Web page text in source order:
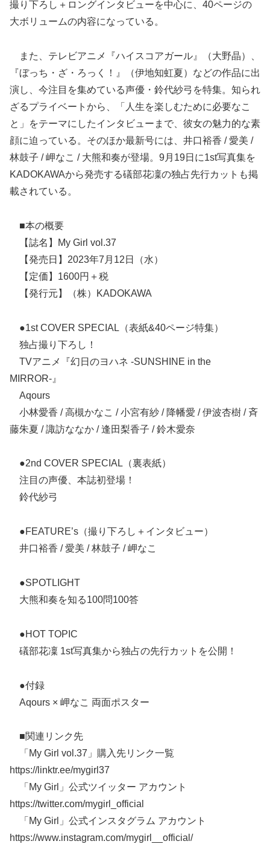
撮り下ろし＋ロングインタビューを中心に、40ページの
大ボリュームの内容になっている。
また、テレビアニメ『ハイスコアガール』（大野晶）、
『ぼっち・ざ・ろっく！』（伊地知虹夏）などの作品に出
演し、今注目を集めている声優・鈴代紗弓を特集。知られ
ざるプライベートから、「人生を楽しむために必要なこ
と」をテーマにしたインタビューまで、彼女の魅力的な素
顔に迫っている。そのほか最新号には、井口裕香 / 愛美 /
林鼓子 / 岬なこ / 大熊和奏が登場。9月19日に1st写真集を
KADOKAWAから発売する礒部花凜の独占先行カットも掲
載されている。
■本の概要
【誌名】My Girl vol.37
【発売日】2023年7月12日（水）
【定価】1600円＋税
【発行元】（株）KADOKAWA
●1st COVER SPECIAL（表紙&40ページ特集）
独占撮り下ろし！
TVアニメ『幻日のヨハネ -SUNSHINE in the
MIRROR-』
Aqours
小林愛香 / 高槻かなこ / 小宮有紗 / 降幡愛 / 伊波杏樹 / 斉
藤朱夏 / 諏訪ななか / 逢田梨香子 / 鈴木愛奈
●2nd COVER SPECIAL（裏表紙）
注目の声優、本誌初登場！
鈴代紗弓
●FEATURE’s（撮り下ろし＋インタビュー）
井口裕香 / 愛美 / 林鼓子 / 岬なこ
●SPOTLIGHT
大熊和奏を知る100問100答
●HOT TOPIC
礒部花凜 1st写真集から独占の先行カットを公開！
●付録
Aqours × 岬なこ 両面ポスター
■関連リンク先
「My Girl vol.37」購入先リンク一覧
https://linktr.ee/mygirl37
「My Girl」公式ツイッター アカウント
https://twitter.com/mygirl_official
「My Girl」公式インスタグラム アカウント
https://www.instagram.com/mygirl__official/